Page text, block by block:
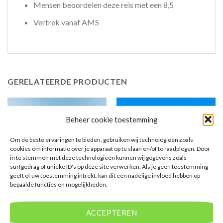
Beheer cookie toestemming
Om de beste ervaringen te bieden, gebruiken wij technologieën zoals
cookies om informatie over je apparaat op te slaan en/of te raadplegen. Door
in te stemmen met deze technologieën kunnen wij gegevens zoals
surfgedrag of unieke ID's op deze site verwerken. Als je geen toestemming
geeft of uw toestemming intrekt, kan dit een nadelige invloed hebben op
bepaalde functies en mogelijkheden.
ACCEPTEREN
Mensen beoordelen deze reis met een 8,5
Vertrek vanaf AMS
GERELATEERDE PRODUCTEN
EGYPTE
Sunrise Remal Resort